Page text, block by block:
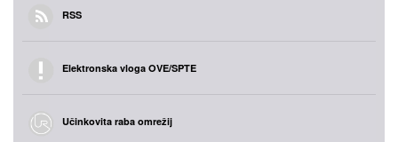
RSS
Elektronska vloga OVE/SPTE
Učinkovita raba omrežij